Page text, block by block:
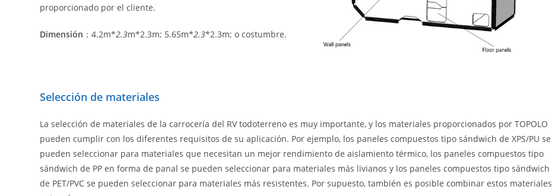
proporcionado por el cliente.
Dimensión ：4.2m*2.3m*2.3m; 5.65m*2.3*2.3m; o costumbre.
Selección de materiales
La selección de materiales de la carrocería del RV todoterreno es muy importante, y los materiales proporcionados por TOPOLO
pueden cumplir con los diferentes requisitos de su aplicación. Por ejemplo, los paneles compuestos tipo sándwich de XPS/PU se
pueden seleccionar para materiales que necesitan un mejor rendimiento de aislamiento térmico, los paneles compuestos tipo
sándwich de PP en forma de panal se pueden seleccionar para materiales más livianos y los paneles compuestos tipo sándwich
de PET/PVC se pueden seleccionar para materiales más resistentes. Por supuesto, también es posible combinar estos materiales